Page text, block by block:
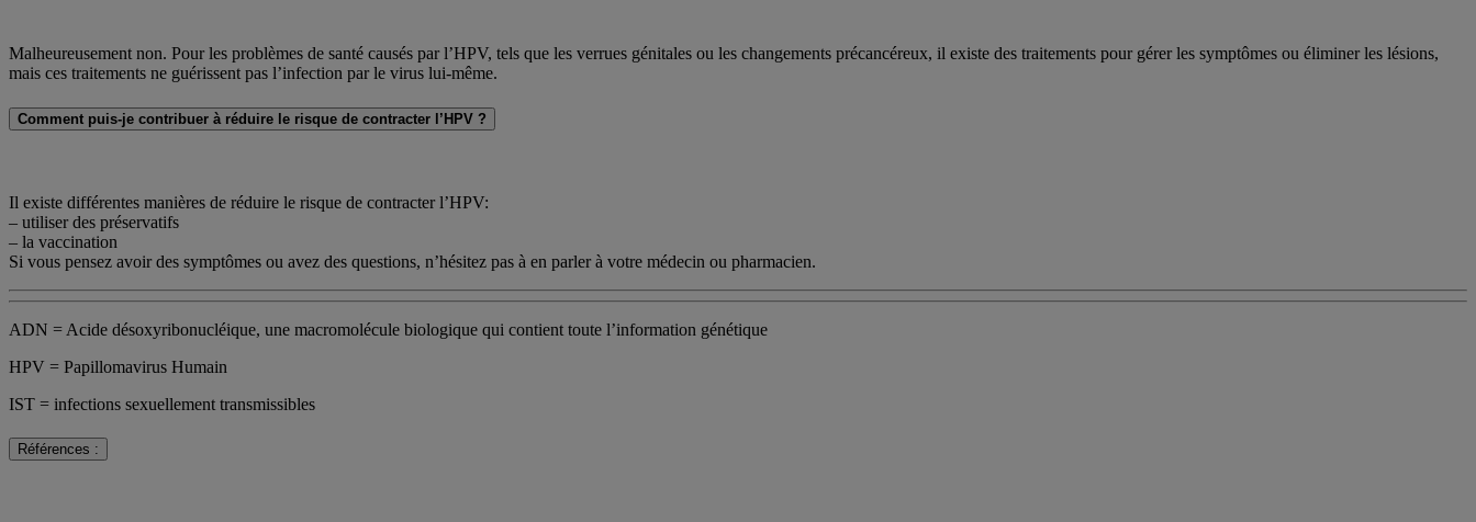
Malheureusement non. Pour les problèmes de santé causés par l’HPV, tels que les verrues génitales ou les changements précancéreux, il existe des traitements pour gérer les symptômes ou éliminer les lésions,
mais ces traitements ne guérissent pas l’infection par le virus lui-même.
Comment puis-je contribuer à réduire le risque de contracter l’HPV ?
Il existe différentes manières de réduire le risque de contracter l’HPV:
– utiliser des préservatifs
– la vaccination
Si vous pensez avoir des symptômes ou avez des questions, n’hésitez pas à en parler à votre médecin ou pharmacien.
ADN = Acide désoxyribonucléique, une macromolécule biologique qui contient toute l’information génétique
HPV = Papillomavirus Humain
IST = infections sexuellement transmissibles
Références :